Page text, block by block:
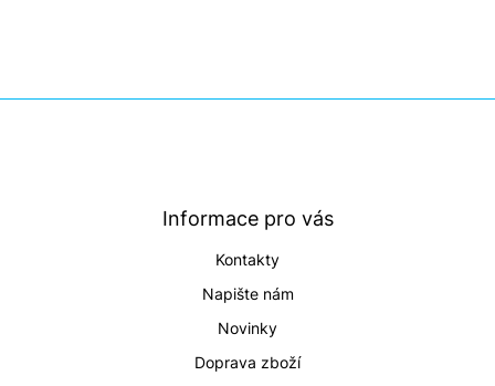
Informace pro vás
Kontakty
Napište nám
Novinky
Doprava zboží